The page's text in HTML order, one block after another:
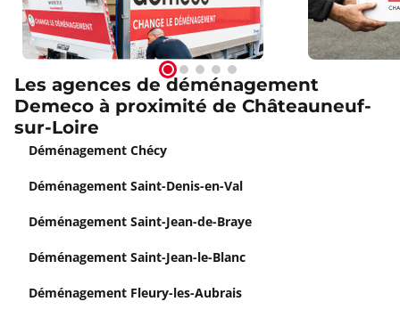
Les agences de déménagement
Demeco à proximité de Châteauneuf-
sur-Loire
Déménagement Chécy
Déménagement Saint-Denis-en-Val
Déménagement Saint-Jean-de-Braye
Déménagement Saint-Jean-le-Blanc
Déménagement Fleury-les-Aubrais